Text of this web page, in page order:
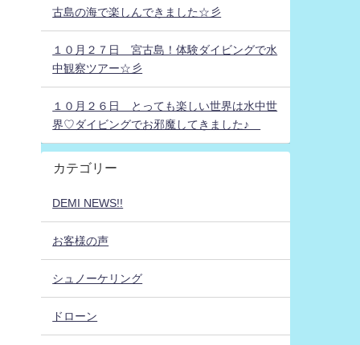
古島の海で楽しんできました☆彡
１０月２７日 宮古島！体験ダイビングで水
中観察ツアー☆彡
１０月２６日 とっても楽しい世界は水中世
界♡ダイビングでお邪魔してきました♪
カテゴリー
DEMI NEWS!!
お客様の声
シュノーケリング
ドローン